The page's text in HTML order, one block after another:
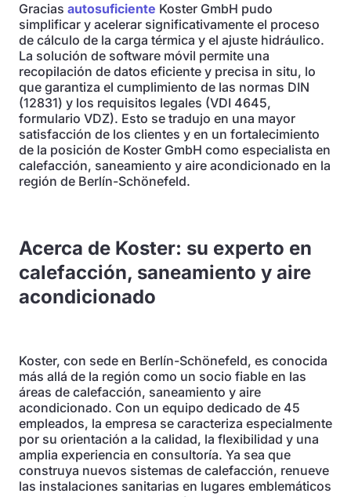
Gracias autosuficiente Koster GmbH pudo
simplificar y acelerar significativamente el proceso
de cálculo de la carga térmica y el ajuste hidráulico.
La solución de software móvil permite una
recopilación de datos eficiente y precisa in situ, lo
que garantiza el cumplimiento de las normas DIN
(12831) y los requisitos legales (VDI 4645,
formulario VDZ). Esto se tradujo en una mayor
satisfacción de los clientes y en un fortalecimiento
de la posición de Koster GmbH como especialista en
calefacción, saneamiento y aire acondicionado en la
región de Berlín-Schönefeld.
Acerca de Koster: su experto en
calefacción, saneamiento y aire
acondicionado
Koster, con sede en Berlín-Schönefeld, es conocida
más allá de la región como un socio fiable en las
áreas de calefacción, saneamiento y aire
acondicionado. Con un equipo dedicado de 45
empleados, la empresa se caracteriza especialmente
por su orientación a la calidad, la flexibilidad y una
amplia experiencia en consultoría. Ya sea que
construya nuevos sistemas de calefacción, renueve
las instalaciones sanitarias en lugares emblemáticos